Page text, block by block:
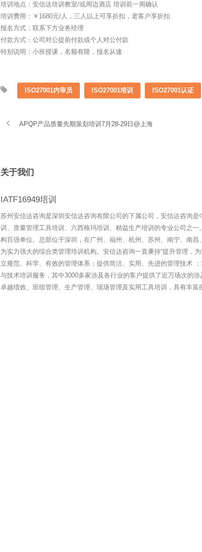
培训地点：安信达培训教室/或周边酒店 培训前一周确认
培训费用：￥1680元/人，三人以上可享折扣，老客户享折扣
报名方式：联系下方业务经理
付款方式：公司对公提前付款或个人对公付款
特别说明：小班授课，名额有限，报名从速
ISO27001内审员 ISO27001培训 ISO27001认证
APQP产品质量先期策划培训7月28-29日@上海
关于我们
IATF16949培训
苏州安信达咨询是深圳安信达咨询有限公司的下属公司，安信达咨询
训、质量管理工具培训、六西格玛培训、精益生产培训的专业公司之
构百强单位。总部位于深圳，在广州、福州、杭州、苏州、南宁、南
为实力强大的综合类管理培训机构。安信达咨询一直秉持“提升管理，
立规范、科学、有效的管理体系；提供简洁、实用、先进的管理技术
与技术培训服务，其中3000多家涉及各行业的客户提供了近万场次的
卓越绩效、班组管理、生产管理、现场管理及实用工具培训，具有丰富